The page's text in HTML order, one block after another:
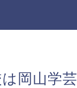
岡山学